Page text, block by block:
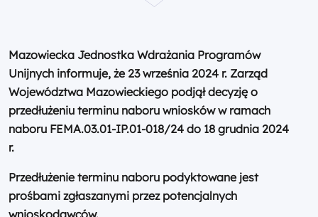
Mazowiecka Jednostka Wdrażania Programów
Unijnych informuje, że 23 września 2024 r. Zarząd
Województwa Mazowieckiego podjął decyzję o
przedłużeniu terminu naboru wniosków w ramach
naboru FEMA.03.01-IP.01-018/24 do 18 grudnia 2024
r.
Przedłużenie terminu naboru podyktowane jest
prośbami zgłaszanymi przez potencjalnych
wnioskodawców.